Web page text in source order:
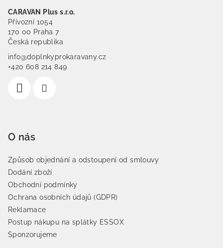
CARAVAN Plus s.r.o.
Přívozní 1054
170 00 Praha 7
Česká republika
info@doplnkyprokaravany.cz
+420 608 214 849
O nás
Způsob objednání a odstoupení od smlouvy
Dodání zboží
Obchodní podmínky
Ochrana osobních údajů (GDPR)
Reklamace
Postup nákupu na splátky ESSOX
Sponzorujeme